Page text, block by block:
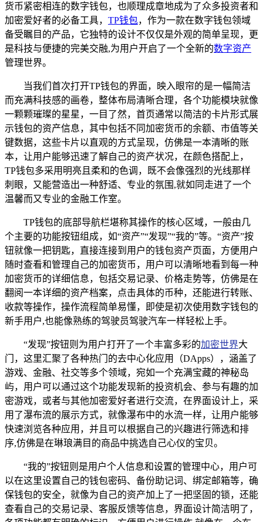
货币紧密相连的数字钱包，也顺理成章地成为了众多投资者和
加密爱好者的必备工具， TP钱包，作为一款在数字钱包领域
备受瞩目的产品，它独特的设计不仅仅是外观的简单呈现，更
是科技与便捷的完美交融,为用户开启了一个全新的数字资产
管理世界。
当我们首次打开TP钱包的界面，映入眼帘的是一幅简洁
而充满科技感的画卷，整体布局清晰合理，各个功能模块就像
一颗颗璀璨的星星，一目了然，首页通常以简洁的卡片形式展
示钱包的资产信息，其中包括不同加密货币的余额、市值等关
键数据，这些卡片以直观的方式呈现，仿佛是一本清晰的账
本，让用户能够迅速了解自己的资产状况，在颜色搭配上，
TP钱包多采用明亮且柔和的色调，既不会像强烈的光线那样
刺眼，又能营造出一种舒适、专业的氛围,就如同走进了一个
温馨而又专业的金融工作室。
TP钱包的底部导航栏堪称其操作的核心区域，一般由几
个主要的功能按钮组成，如“资产”“发现”“我的”等。“资产”按
钮就像一把钥匙，直接连接到用户的钱包资产页面，方便用户
随时查看和管理自己的加密货币，用户可以清晰地看到每一种
加密货币的详细信息，包括交易记录、价格走势等，仿佛是在
翻阅一本详细的资产档案，点击具体的币种，还能进行转账、
收款等操作，操作流程简单易懂，即使是初次使用数字钱包的
新手用户,也能像熟练的驾驶员驾驶汽车一样轻松上手。
“发现”按钮则为用户打开了一个丰富多彩的加密世界大
门，这里汇聚了各种热门的去中心化应用（DApps），涵盖了
游戏、金融、社交等多个领域，宛如一个充满宝藏的神秘岛
屿，用户可以通过这个功能发现新的投资机会、参与有趣的加
密游戏，或者与其他加密爱好者进行交流，在界面设计上，采
用了瀑布流的展示方式，就像瀑布中的水流一样，让用户能够
快速浏览各种应用，并且可以根据自己的兴趣进行筛选和排
序,仿佛是在琳琅满目的商品中挑选自己心仪的宝贝。
“我的”按钮则是用户个人信息和设置的管理中心，用户可
以在这里设置自己的钱包密码、备份助记词、绑定邮箱等，确
保钱包的安全，就像为自己的资产加上了一把坚固的锁，还能
查看自己的交易记录、客服反馈等信息，界面设计简洁明了，